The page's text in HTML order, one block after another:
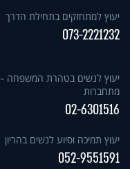
יעוץ למתחזקים בתחילת הדרך
073-2221232
יעוץ לנשים בטהרת המשפחה -
מתחברות
02-6301516
יעוץ תמיכה וסיוע לנשים בהריון
052-9551591